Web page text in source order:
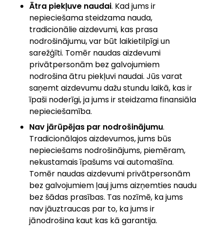
Ātra piekļuve naudai. Kad jums ir
nepieciešama steidzama nauda,
tradicionālie aizdevumi, kas prasa
nodrošinājumu, var būt laikietilpīgi un
sarežģīti. Tomēr naudas aizdevumi
privātpersonām bez galvojumiem
nodrošina ātru piekļuvi naudai. Jūs varat
saņemt aizdevumu dažu stundu laikā, kas ir
īpaši noderīgi, ja jums ir steidzama finansiāla
nepieciešamība.
Nav jārūpējas par nodrošinājumu.
Tradicionālajos aizdevumos, jums būs
nepieciešams nodrošinājums, piemēram,
nekustamais īpašums vai automašīna.
Tomēr naudas aizdevumi privātpersonām
bez galvojumiem ļauj jums aizņemties naudu
bez šādas prasības. Tas nozīmē, ka jums
nav jāuztraucas par to, ka jums ir
jānodrošina kaut kas kā garantija.